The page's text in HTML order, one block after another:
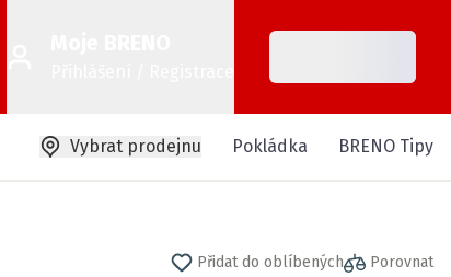
Vybrat prodejnu Pokládka BRENO Tipy
Přidat do oblíbených Porovnat